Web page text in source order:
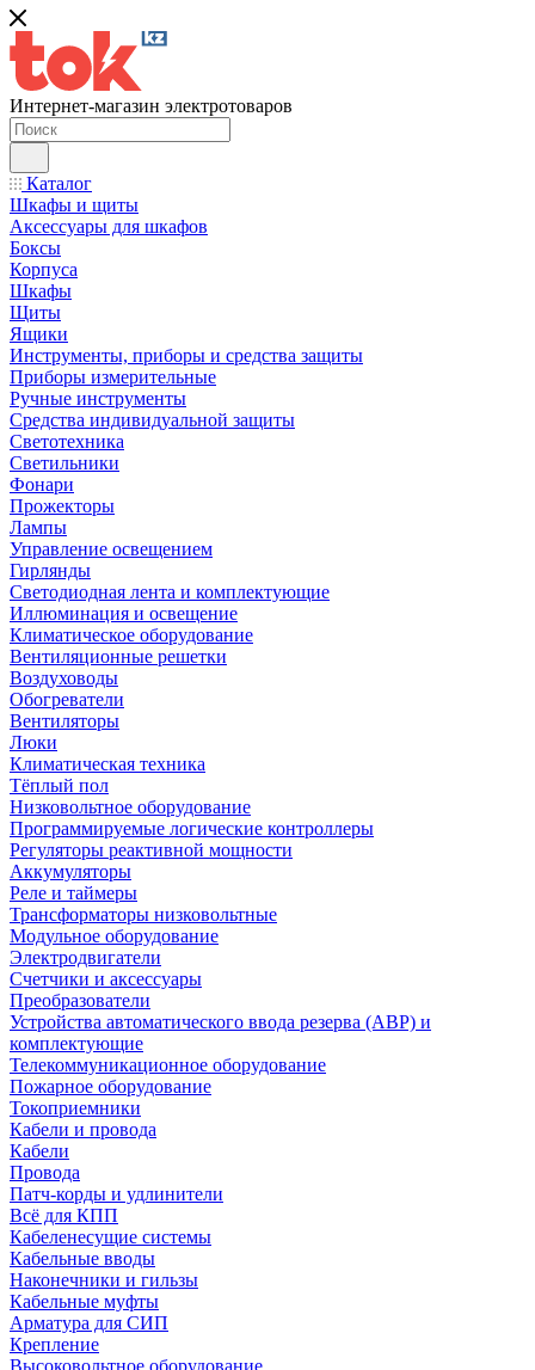
Интернет-магазин электротоваров
Каталог
Шкафы и щиты
Аксессуары для шкафов
Боксы
Корпуса
Шкафы
Щиты
Ящики
Инструменты, приборы и средства защиты
Приборы измерительные
Ручные инструменты
Средства индивидуальной защиты
Светотехника
Светильники
Фонари
Прожекторы
Лампы
Управление освещением
Гирлянды
Светодиодная лента и комплектующие
Иллюминация и освещение
Климатическое оборудование
Вентиляционные решетки
Воздуховоды
Обогреватели
Вентиляторы
Люки
Климатическая техника
Тёплый пол
Низковольтное оборудование
Программируемые логические контроллеры
Регуляторы реактивной мощности
Аккумуляторы
Реле и таймеры
Трансформаторы низковольтные
Модульное оборудование
Электродвигатели
Счетчики и аксессуары
Преобразователи
Устройства автоматического ввода резерва (АВР) и
комплектующие
Телекоммуникационное оборудование
Пожарное оборудование
Токоприемники
Кабели и провода
Кабели
Провода
Патч-корды и удлинители
Всё для КПП
Кабеленесущие системы
Кабельные вводы
Наконечники и гильзы
Кабельные муфты
Арматура для СИП
Крепление
Высоковольтное оборудование